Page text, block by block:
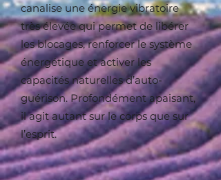
canalise une énergie vibratoire
très élevée qui permet de libérer
les blocages, renforcer le système
énergétique et activer les
capacités naturelles d’auto-
guérison. Profondément apaisant,
il agit autant sur le corps que sur
l’esprit.